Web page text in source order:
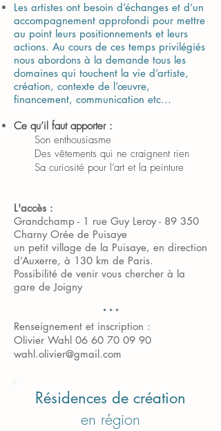
Les artistes ont besoin d’échanges et d’un
accompagnement approfondi pour mettre
au point leurs positionnements et leurs
actions. Au cours de ces temps privilégiés
nous abordons à la demande tous les
domaines qui touchent la vie d’artiste,
création, contexte de l’œuvre,
financement, communication etc...
Ce qu’il faut apporter :
Son enthousiasme
Des vêtements qui ne craignent rien
Sa curiosité pour l’art et la peinture
L'accès :
Grandchamp - 1 rue Guy Leroy - 89 350
Charny Orée de Puisaye
un petit village de la Puisaye, en direction
d’Auxerre, à 130 km de Paris.
Possibilité de venir vous chercher à la
gare de Joigny
* * *
Renseignement et inscription :
Olivier Wahl 06 60 70 09 90
wahl.olivier@gmail.com
Résidences de création
en région